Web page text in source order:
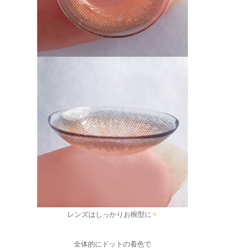
レンズはしっかりお椀型に✧
全体的にドットの着色で